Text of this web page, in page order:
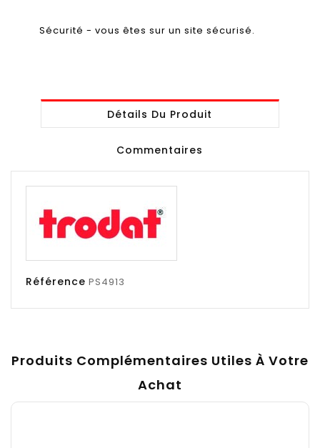
Sécurité - vous êtes sur un site sécurisé.
Détails Du Produit
Commentaires
Référence PS4913
Produits Complémentaires Utiles À Votre
Achat